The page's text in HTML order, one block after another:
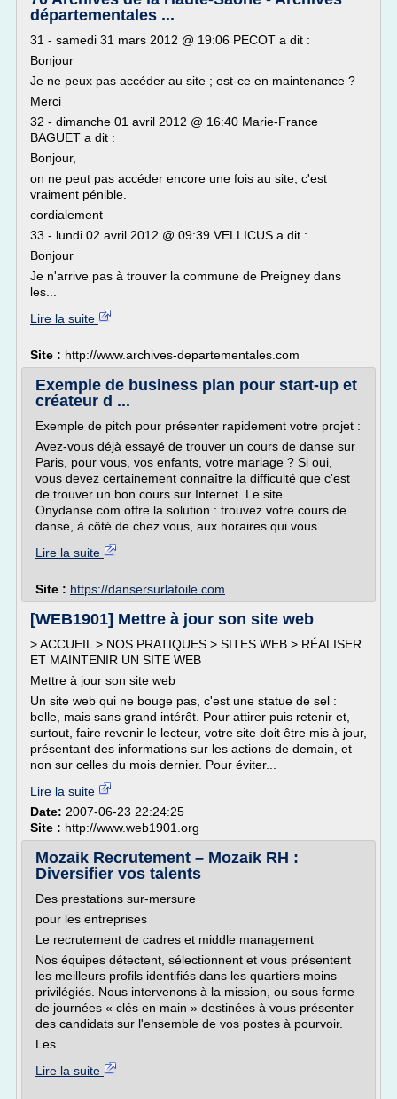
départementales ...
31 - samedi 31 mars 2012 @ 19:06 PECOT a dit :
Bonjour
Je ne peux pas accéder au site ; est-ce en maintenance ?
Merci
32 - dimanche 01 avril 2012 @ 16:40 Marie-France
BAGUET a dit :
Bonjour,
on ne peut pas accéder encore une fois au site, c'est
vraiment pénible.
cordialement
33 - lundi 02 avril 2012 @ 09:39 VELLICUS a dit :
Bonjour
Je n'arrive pas à trouver la commune de Preigney dans
les...
Lire la suite
Site : http://www.archives-departementales.com
Exemple de business plan pour start-up et
créateur d ...
Exemple de pitch pour présenter rapidement votre projet :
Avez-vous déjà essayé de trouver un cours de danse sur
Paris, pour vous, vos enfants, votre mariage ? Si oui,
vous devez certainement connaître la difficulté que c'est
de trouver un bon cours sur Internet. Le site
Onydanse.com offre la solution : trouvez votre cours de
danse, à côté de chez vous, aux horaires qui vous...
Lire la suite
Site : https://dansersurlatoile.com
[WEB1901] Mettre à jour son site web
> ACCUEIL > NOS PRATIQUES > SITES WEB > RÉALISER
ET MAINTENIR UN SITE WEB
Mettre à jour son site web
Un site web qui ne bouge pas, c'est une statue de sel :
belle, mais sans grand intérêt. Pour attirer puis retenir et,
surtout, faire revenir le lecteur, votre site doit être mis à jour,
présentant des informations sur les actions de demain, et
non sur celles du mois dernier. Pour éviter...
Lire la suite
Date: 2007-06-23 22:24:25
Site : http://www.web1901.org
Mozaik Recrutement – Mozaik RH :
Diversifier vos talents
Des prestations sur-mersure
pour les entreprises
Le recrutement de cadres et middle management
Nos équipes détectent, sélectionnent et vous présentent
les meilleurs profils identifiés dans les quartiers moins
privilégiés. Nous intervenons à la mission, ou sous forme
de journées « clés en main » destinées à vous présenter
des candidats sur l'ensemble de vos postes à pourvoir.
Les...
Lire la suite